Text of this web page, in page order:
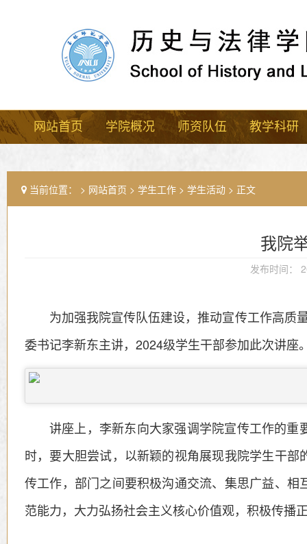
网站首页 学院概况 师资队伍 教学科研
当前位置： 网站首页 学生工作 学生活动 正文
我院
发布时间：
为加强我院宣传队伍建设，推动宣传工作高质
委书记李新东主讲，2024级学生干部参加此次讲座
讲座上，李新东向大家强调学院宣传工作的
时，要大胆尝试，以新颖的视角展现我院学生干
传工作，部门之间要积极沟通交流、集思广益、
范能力，大力弘扬社会主义核心价值观，积极传播